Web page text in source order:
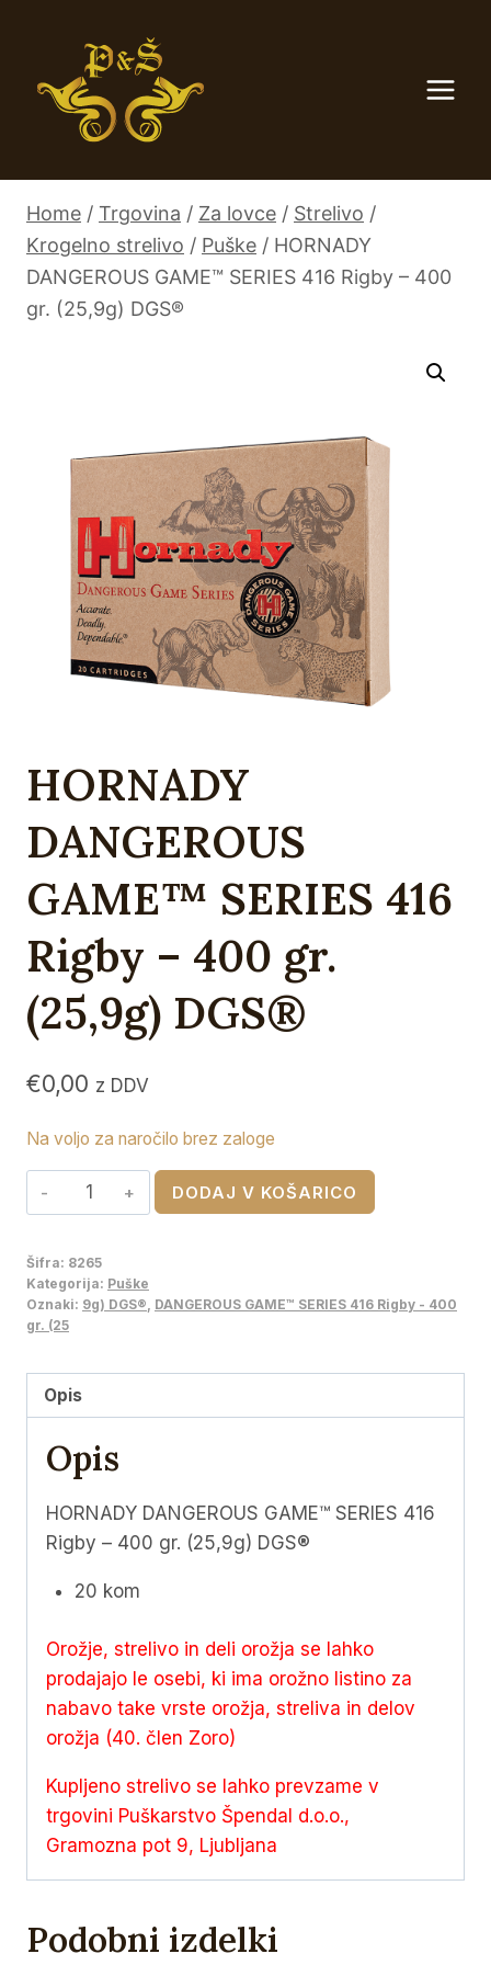
Home / Trgovina / Za lovce / Strelivo /
Krogelno strelivo / Puške / HORNADY
DANGEROUS GAME™ SERIES 416 Rigby – 400
gr. (25,9g) DGS®
HORNADY
DANGEROUS
GAME™ SERIES 416
Rigby – 400 gr.
(25,9g) DGS®
€0,00 z DDV
Na voljo za naročilo brez zaloge
HORNADY
DANGEROUS
SERIES
416
Rigby
400
gr.
(25,9g)
DGS®
količina
DODAJ V KOŠARICO
Šifra: 8265
Kategorija: Puške
Oznaki: 9g) DGS® DANGEROUS GAME™ SERIES 416 Rigby - 400
gr. (25
Opis
Opis
HORNADY DANGEROUS GAME™ SERIES 416
Rigby – 400 gr. (25,9g) DGS®
20 kom
Orožje, strelivo in deli orožja se lahko
prodajajo le osebi, ki ima orožno listino za
nabavo take vrste orožja, streliva in delov
orožja (40. člen Zoro)
Kupljeno strelivo se lahko prevzame v
trgovini Puškarstvo Špendal d.o.o.,
Gramozna pot 9, Ljubljana
Podobni izdelki